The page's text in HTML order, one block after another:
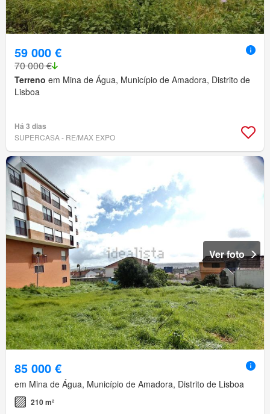
59 000 €
70 000 €
Terreno em Mina de Água, Município de Amadora, Distrito de
Lisboa
Há 3 dias
SUPERCASA - RE/MAX EXPO
Ver foto
85 000 €
em Mina de Água, Município de Amadora, Distrito de Lisboa
210 m²